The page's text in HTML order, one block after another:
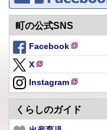
町の公式SNS
Facebook
新
ペ
ー
ジ
で
X
新
規
ペ
ー
ジ
Instagram
新
規
ペ
くらしのガイド